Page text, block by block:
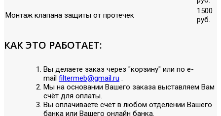
Монтаж клапана защиты от протечек
1500
руб.
КАК ЭТО РАБОТАЕТ:
Вы делаете заказ через "корзину" или по е-
mail filtermeb@gmail.ru .
Мы на основании Вашего заказа выставляем Вам
счёт для оплаты.
Вы оплачиваете счёт в любом отделении Вашего
банка или Вашего онлайн банка.